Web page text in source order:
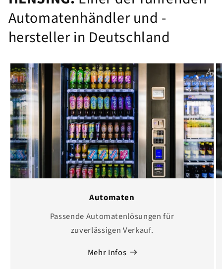
Automatenhändler und -
hersteller in Deutschland
Automaten
Passende Automatenlösungen für
zuverlässigen Verkauf.
Mehr Infos